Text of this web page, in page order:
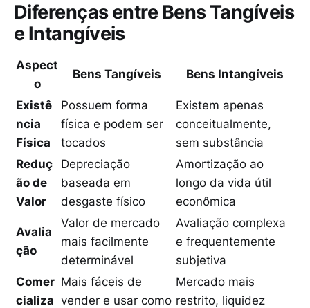
Diferenças entre Bens Tangíveis
e Intangíveis
Aspect
o
Bens Tangíveis Bens Intangíveis
Existê
ncia
Física
Possuem forma
física e podem ser
tocados
Existem apenas
conceitualmente,
sem substância
Reduç
ão de
Valor
Depreciação
baseada em
desgaste físico
Amortização ao
longo da vida útil
econômica
Avalia
ção
Valor de mercado
mais facilmente
determinável
Avaliação complexa
e frequentemente
subjetiva
Comer
cializa
Mais fáceis de
vender e usar como
Mercado mais
restrito, liquidez